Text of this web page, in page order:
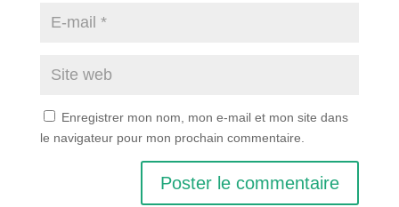
Enregistrer mon nom, mon e-mail et mon site dans
le navigateur pour mon prochain commentaire.